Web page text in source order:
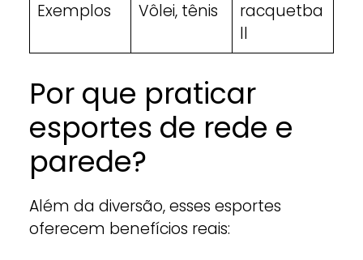
Exemplos Vôlei, tênis
racquetba
ll
Por que praticar
esportes de rede e
parede?
Além da diversão, esses esportes
oferecem benefícios reais: